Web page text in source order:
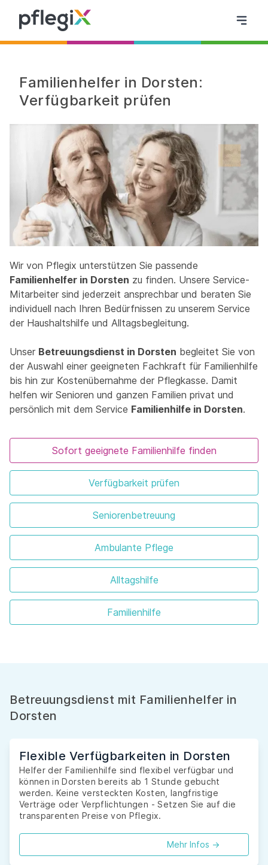
Familienhelfer in Dorsten:
Verfügbarkeit prüfen
Wir von Pflegix unterstützen Sie passende
Familienhelfer in Dorsten zu finden. Unsere Service-
Mitarbeiter sind jederzeit ansprechbar und beraten Sie
individuell nach Ihren Bedürfnissen zu unserem Service
der Haushaltshilfe und Alltagsbegleitung.
Unser Betreuungsdienst in Dorsten begleitet Sie von
der Auswahl einer geeigneten Fachkraft für Familienhilfe
bis hin zur Kostenübernahme der Pflegkasse. Damit
helfen wir Senioren und ganzen Familien privat und
persönlich mit dem Service Familienhilfe in Dorsten.
Sofort geeignete Familienhilfe finden
Verfügbarkeit prüfen
Seniorenbetreuung
Ambulante Pflege
Alltagshilfe
Familienhilfe
Betreuungsdienst mit Familienhelfer in
Dorsten
Flexible Verfügbarkeiten in Dorsten
Helfer der Familienhilfe sind flexibel verfügbar und
können in Dorsten bereits ab 1 Stunde gebucht
werden. Keine versteckten Kosten, langfristige
Verträge oder Verpflichtungen - Setzen Sie auf die
transparenten Preise von Pflegix.
Mehr Infos ->